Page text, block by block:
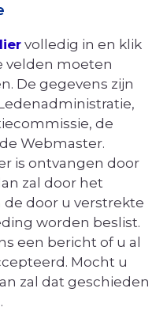
volledig in en klik
velden moeten
De gegevens zijn
de
Webmaster.
is ontvangen door
zal door het
de door u verstrekte
worden beslist.
een bericht of u al
Mocht u
zal dat geschieden